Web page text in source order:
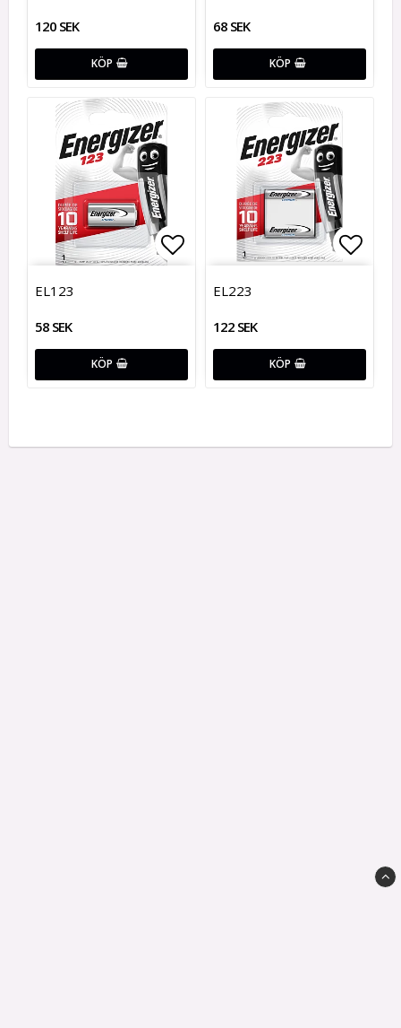
120 SEK
KÖP
68 SEK
KÖP
Lägg till i favoritlistan
EL123
58 SEK
KÖP
EL223
122 SEK
KÖP